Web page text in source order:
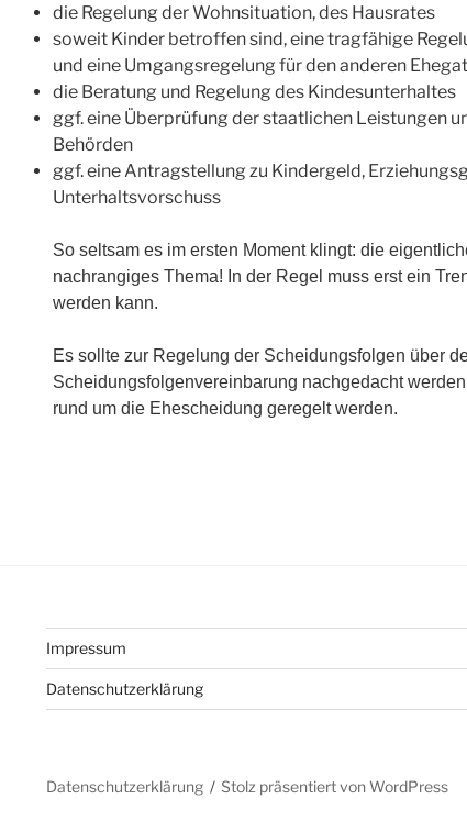
die Regelung der Wohnsituation, des Hausrates
soweit Kinder betroffen sind, eine tragfähige
und eine Umgangsregelung für den anderen
die Beratung und Regelung des Kindesunterhaltes
ggf. eine Überprüfung der staatlichen Leistungen
Behörden
ggf. eine Antragstellung zu Kindergeld,
Unterhaltsvorschuss
So seltsam es im ersten Moment klingt: die
nachrangiges Thema! In der Regel muss erst ein
werden kann.
Es sollte zur Regelung der Scheidungsfolgen über
Scheidungsfolgenvereinbarung nachgedacht
rund um die Ehescheidung geregelt werden.
Impressum
Datenschutzerklärung
Datenschutzerklärung Stolz präsentiert von WordPress